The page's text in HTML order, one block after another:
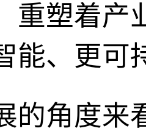
重塑着产
能、更可
的角度来